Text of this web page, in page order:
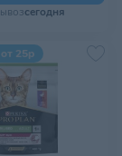
сегодня
25р